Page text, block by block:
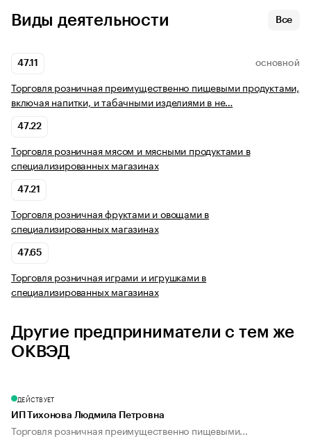
Виды деятельности Все
47.11 ОСНОВНОЙ
Торговля розничная преимущественно пищевыми продуктами,
включая напитки, и табачными изделиями в не…
47.22
Торговля розничная мясом и мясными продуктами в
специализированных магазинах
47.21
Торговля розничная фруктами и овощами в
специализированных магазинах
47.65
Торговля розничная играми и игрушками в
специализированных магазинах
Другие предприниматели с тем же
ОКВЭД
ДЕЙСТВУЕТ
ИП Тихонова Людмила Петровна
Торговля розничная преимущественно пищевыми...